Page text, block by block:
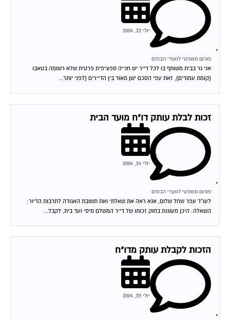
פורום משפטי לוועדי הבתים
יולי 22, 2004
אני גר בבית משותף בו לכל דייר יש חנייה ספציפית פרטית שלא רשומה בטאבו
(קומת עמודים), זאת עפי הסכם ישן מאוד בין הדיירים (לפני יותר...
זכות לבלת עותק דו"ח מועד הבית
פורום משפטי לוועדי הבתים
יולי 24, 2004
לעו"ד עפר שחל שלום, אנא ראה את שאלתי ואת תשובת האגודה לתרבות הדיור:
השאלה: היכן מעוגנת בחוק זכותו של דייר המשלם מיסי ועד בית, לקבל...
הזכות לקבלת עותק מדו"ח
יולי 25, 2004